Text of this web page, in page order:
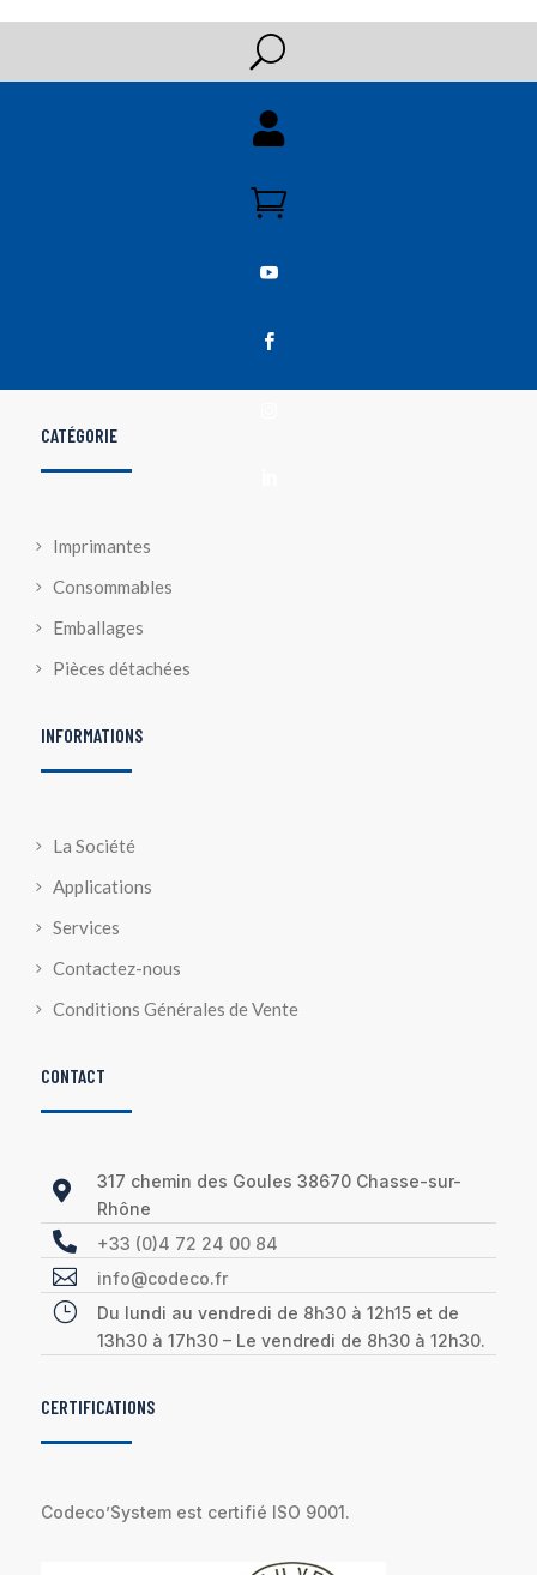
U




CATÉGORIE
Imprimantes
Consommables
Emballages
Pièces détachées
INFORMATIONS
La Société
Applications
Services
Contactez-nous
Conditions Générales de Vente
CONTACT

317 chemin des Goules 38670 Chasse-sur-
Rhône
 +33 (0)4 72 24 00 84
 info@codeco.fr
}
Du lundi au vendredi de 8h30 à 12h15 et de
13h30 à 17h30 – Le vendredi de 8h30 à 12h30.
CERTIFICATIONS
Codeco’System est certifié ISO 9001.